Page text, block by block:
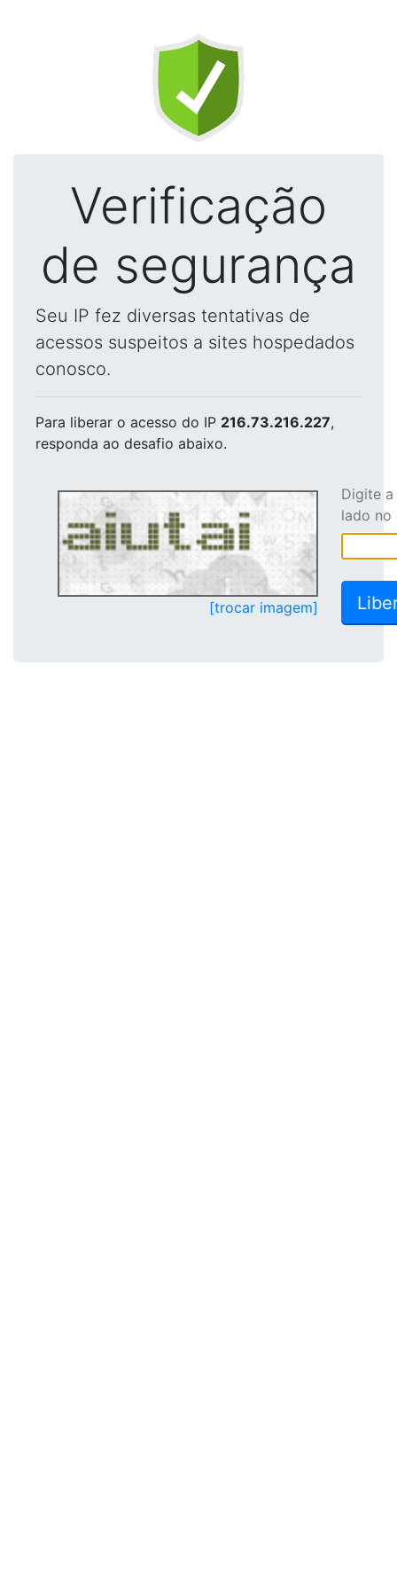
Verificação
de segurança
Seu IP fez diversas tentativas de
acessos suspeitos a sites hospedados
conosco.
Para liberar o acesso do IP 216.73.216.227,
responda ao desafio abaixo.
[trocar imagem]
Digite
lado no